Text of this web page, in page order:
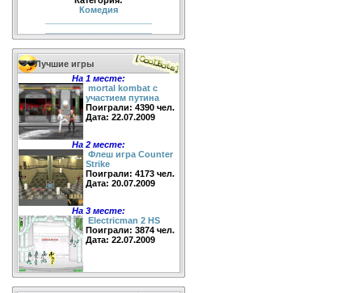
Комедия
Лучшие игры
На 1 месте:
mortal kombat с
участием путина
Поиграли: 4390 чел.
Дата: 22.07.2009
На 2 месте:
Флеш игра Counter
Strike
Поиграли: 4173 чел.
Дата: 20.07.2009
На 3 месте:
Electricman 2 HS
Поиграли: 3874 чел.
Дата: 22.07.2009